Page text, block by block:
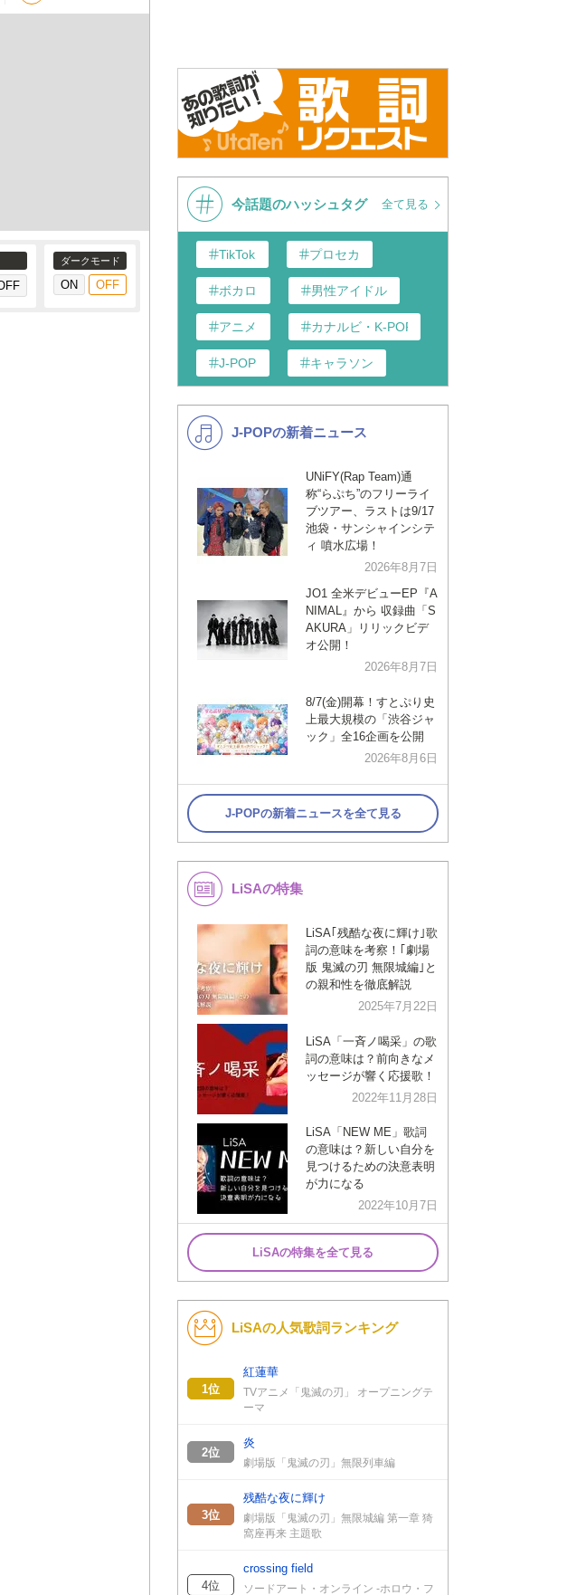
ダークモード
今話題のハッシュタグ 全て見る
TikTok プロセカ
ボカロ 男性アイドル
アニメ カナルビ・K-POP和訳
J-POP キャラソン
K-POP 演歌・歌謡
洋楽
VTuber ディズニー
J-POPの新着ニュース
UNiFY(Rap Team)通
称“らぷち”のフリーライ
ブツアー、ラストは9/17
池袋・サンシャインシテ
ィ 噴水広場！
2026年8月7日
JO1 全米デビューEP『A
NIMAL』から 収録曲「S
AKURA」リリックビデ
オ公開！
2026年8月7日
8/7(金)開幕！すとぷり史
上最大規模の「渋谷ジャ
ック」全16企画を公開
2026年8月6日
J-POPの新着ニュースを全て見る
LiSAの特集
LiSA｢残酷な夜に輝け｣歌
詞の意味を考察！｢劇場
版 鬼滅の刃 無限城編｣と
の親和性を徹底解説
2025年7月22日
LiSA「一斉ノ喝采」の歌
詞の意味は？前向きなメ
ッセージが響く応援歌！
2022年11月28日
LiSA「NEW ME」歌詞
の意味は？新しい自分を
見つけるための決意表明
が力になる
2022年10月7日
LiSAの特集を全て見る
LiSAの人気歌詞ランキング
1位
紅蓮華
TVアニメ「鬼滅の刃」 オープニングテ
ーマ
2位
炎
劇場版「鬼滅の刃」無限列車編
3位
残酷な夜に輝け
劇場版「鬼滅の刃」無限城編 第一章 猗
窩座再来 主題歌
4位
crossing field
ソードアート・オンライン -ホロウ・フ